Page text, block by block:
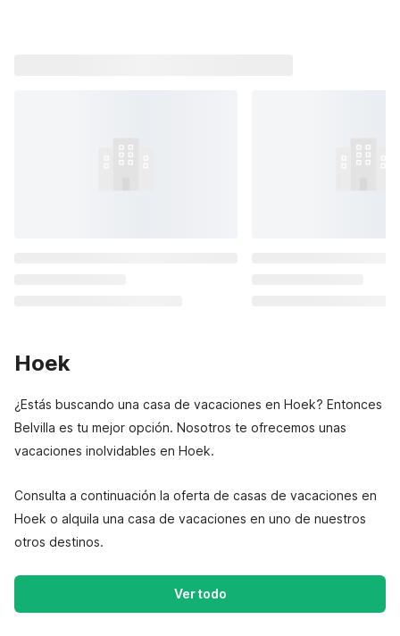
Hoek
¿Estás buscando una casa de vacaciones en Hoek? Entonces
Belvilla es tu mejor opción. Nosotros te ofrecemos unas
vacaciones inolvidables en Hoek.
Consulta a continuación la oferta de casas de vacaciones en
Hoek o alquila una casa de vacaciones en uno de nuestros
otros destinos.
Ver todo